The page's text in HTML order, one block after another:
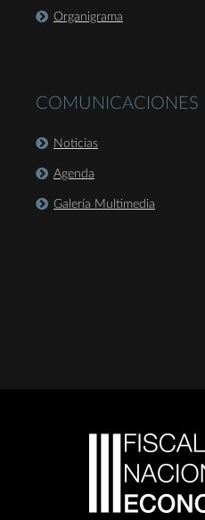
Organigrama
COMUNICACIONES
Noticias
Agenda
Galería Multimedia